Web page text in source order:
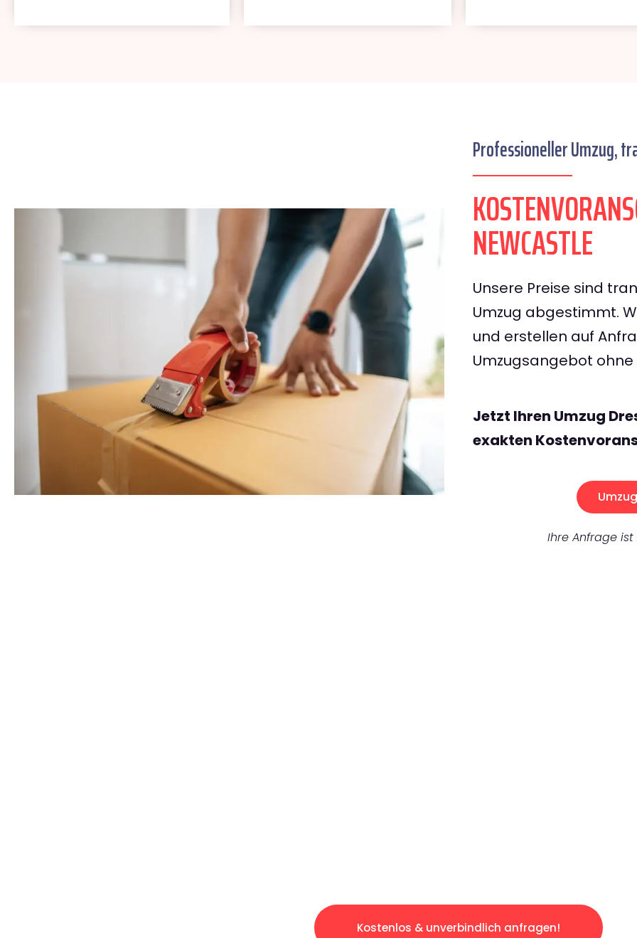
Professioneller Umzug,
NEWCASTLE
Unsere Preise sind
Umzug abgestimmt.
und erstellen auf
Umzugsangebot
Jetzt Ihren Umzug
exakten
Ihre Anfrage ist
Kostenlos & unverbindlich anfragen!